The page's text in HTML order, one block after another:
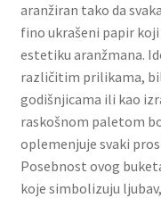
Slatki buketi
Pokloni
Pokloni za 8.
Pokloni za Dan
aranžiran tako da
fino ukrašeni papir
estetiku aranžmana.
različitim prilikama,
godišnjicama ili kao
raskošnom paletom
oplemenjuje svaki
Posebnost ovog
koje simbolizuju